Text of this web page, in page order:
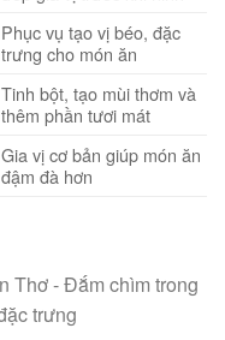
Phục vụ tạo vị béo, đặc
trưng cho món ăn
Tinh bột, tạo mùi thơm và
thêm phần tươi mát
Gia vị cơ bản giúp món ăn
đậm đà hơn